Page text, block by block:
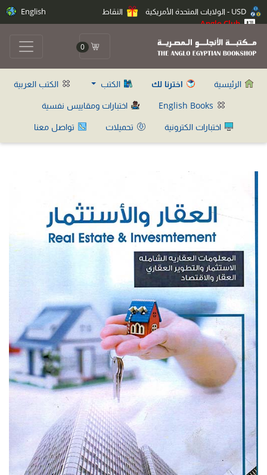
النقاط
Anglo Club
English
0
الرئيسية اخترنا لك الكتب
الكتب العربية
اختبارات ومقاييس نفسية
اختبارات الكترونية
تحميلات تواصل معنا